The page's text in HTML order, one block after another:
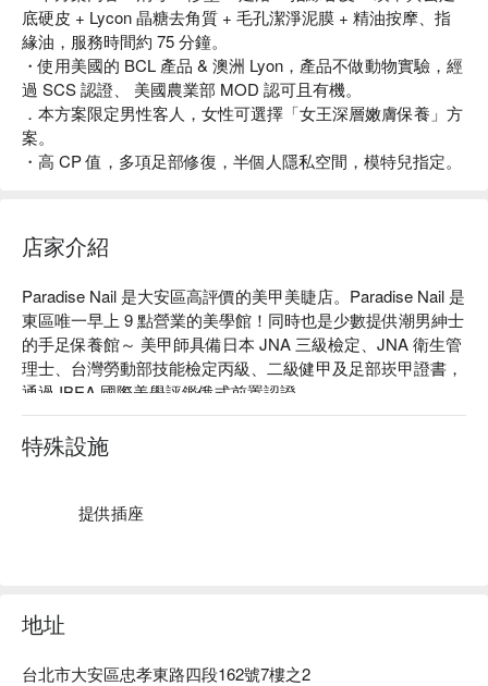
底硬皮 + Lycon 晶糖去角質 + 毛孔潔淨泥膜 + 精油按摩、指
緣油，服務時間約 75 分鐘。
・使用美國的 BCL 產品 & 澳洲 Lyon，產品不做動物實驗，經
過 SCS 認證、 美國農業部 MOD 認可且有機。
．本方案限定男性客人，女性可選擇「女王深層嫩膚保養」方
案。
・高 CP 值，多項足部修復，半個人隱私空間，模特兒指定。
店家介紹
Paradise Nail 是大安區高評價的美甲美睫店。Paradise Nail 是
東區唯一早上 9 點營業的美學館！同時也是少數提供潮男紳士
的手足保養館～ 美甲師具備日本 JNA 三級檢定、JNA 衛生管
理士、台灣勞動部技能檢定丙級、二級健甲及足部崁甲證書，
通過 IBEA 國際美學評鑑俄式前置認證。
Paradise Nail 評價：Google 5 星好評
Paradise Nail 服務：提供美甲、美睫、臉部保養服務。
Paradise Nail 推薦：Paradise Nail 是東區唯一早上 9 點營業的
Paradise Nail 預約、Paradise Nail 價格立刻查看 ⬇︎
特殊設施
提供插座
地址
台北市大安區忠孝東路四段162號7樓之2